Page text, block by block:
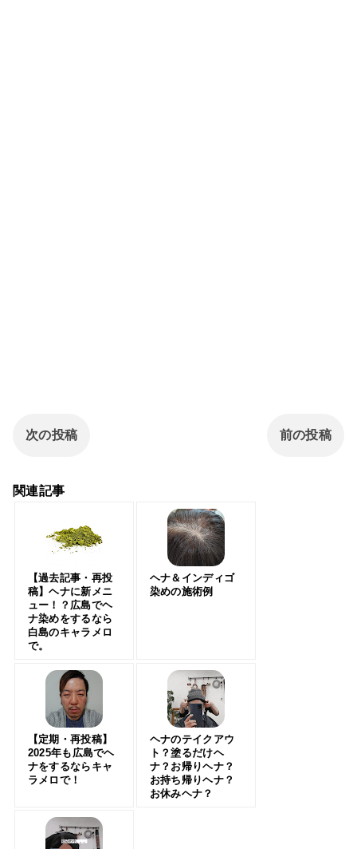
次の投稿 前の投稿
関連記事
【過去記事・再投
稿】ヘナに新メニ
ュー！？広島でヘ
ナ染めをするなら
白島のキャラメロ
で。
ヘナ＆インディゴ
染めの施術例
【定期・再投稿】
2025年も広島でヘ
ナをするならキャ
ラメロで！
ヘナのテイクアウ
ト？塗るだけヘ
ナ？お帰りヘナ？
お持ち帰りヘナ？
お休みヘナ？